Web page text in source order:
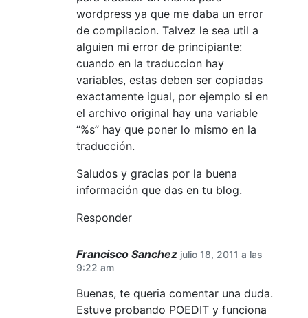
wordpress ya que me daba un error
de compilacion. Talvez le sea util a
alguien mi error de principiante:
cuando en la traduccion hay
variables, estas deben ser copiadas
exactamente igual, por ejemplo si en
el archivo original hay una variable
“%s” hay que poner lo mismo en la
traducción.
Saludos y gracias por la buena
información que das en tu blog.
Responder
Francisco Sanchez julio 18, 2011 a las
9:22 am
Buenas, te queria comentar una duda.
Estuve probando POEDIT y funciona